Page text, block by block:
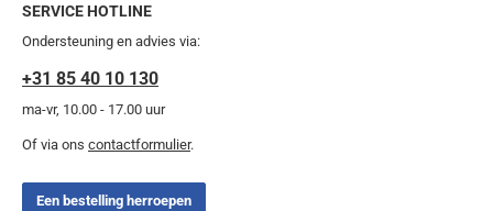
SERVICE HOTLINE
Ondersteuning en advies via:
+31 85 40 10 130
ma-vr, 10.00 - 17.00 uur
Of via ons contactformulier.
Een bestelling herroepen